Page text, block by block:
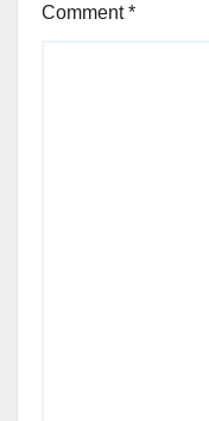
Comment*